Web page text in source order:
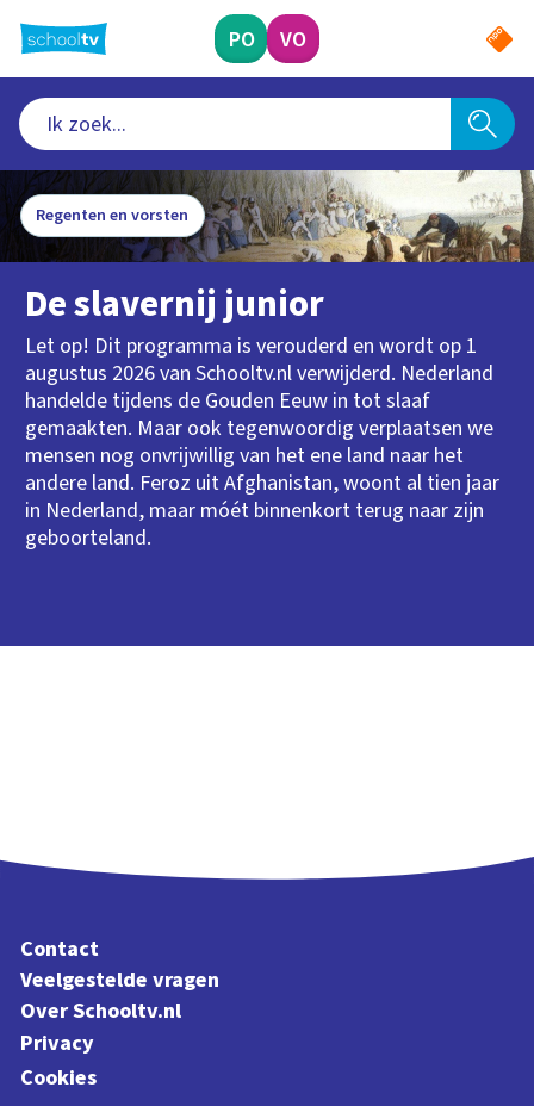
naar
hoofdinhoud
PO VO
Regenten en vorsten
De slavernij junior
Let op! Dit programma is verouderd en wordt op 1
augustus 2026 van Schooltv.nl verwijderd. Nederland
handelde tijdens de Gouden Eeuw in tot slaaf
gemaakten. Maar ook tegenwoordig verplaatsen we
mensen nog onvrijwillig van het ene land naar het
andere land. Feroz uit Afghanistan, woont al tien jaar
in Nederland, maar móét binnenkort terug naar zijn
geboorteland.
Contact
Veelgestelde vragen
Over Schooltv.nl
Privacy
Cookies